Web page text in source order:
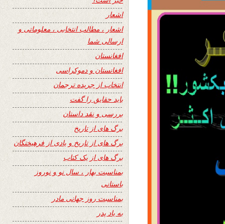
اشعار
اشعار ، مطالب انتخابی ، معلوماتی و
ارسالی شما
افغانستان
افغانستان و دموکراسی
انتخاب از جریده ترجمان
باید حقایق را گفت
بررسی و نقد داستان
برگ های از تاریخ
برگ های از تاریخ و یادی از فرهیختگان
برگ های از یک کتاب
بمناسبت بهار ، سال نو و نوروز
باستانی
بمناسبت روز جهانی مادر
به یاد پدر